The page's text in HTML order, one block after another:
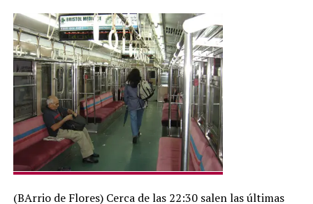
(BArrio de Flores) Cerca de las 22:30 salen las últimas